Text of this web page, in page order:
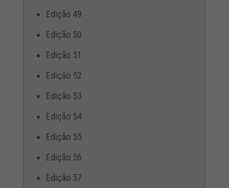
Edição 49
Edição 50
Edição 51
Edição 52
Edição 53
Edição 54
Edição 55
Edição 56
Edição 57